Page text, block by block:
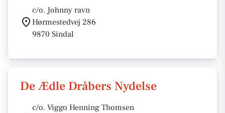
c/o. Johnny ravn
Hørmestedvej 286
9870 Sindal
De Ædle Dråbers Nydelse
c/o. Viggo Henning Thomsen